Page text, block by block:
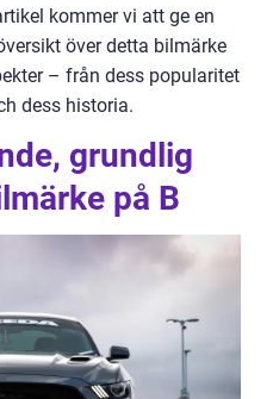
kommer vi att ge en
över detta bilmärke
– från dess popularitet
dess historia.
grundlig
på B